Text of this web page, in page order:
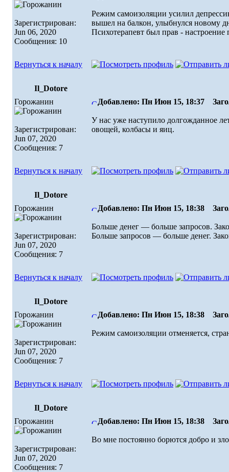
Зарегистрирован:
Jun 06, 2020
Сообщения: 10
Режим самоизоляции усилил
вышел на балкон, улыбнулся новому
Психотерапевт был прав - настроение
Вернуться к началу
Il_Dotore
Горожанин
Зарегистрирован:
Jun 07, 2020
Сообщения: 7
Добавлено: Пн Июн 15, 18:37
У нас уже наступило долгожданное
овощей, колбасы и яиц.
Вернуться к началу
Il_Dotore
Горожанин
Зарегистрирован:
Jun 07, 2020
Сообщения: 7
Добавлено: Пн Июн 15, 18:38
Больше денег — больше запросов.
Больше запросов — больше денег.
Вернуться к началу
Il_Dotore
Горожанин
Зарегистрирован:
Jun 07, 2020
Сообщения: 7
Добавлено: Пн Июн 15, 18:38
Режим самоизоляции отменяется,
Вернуться к началу
Il_Dotore
Горожанин
Зарегистрирован:
Jun 07, 2020
Сообщения: 7
Добавлено: Пн Июн 15, 18:38
Во мне постоянно борются добро и